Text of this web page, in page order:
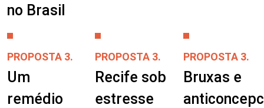
no Brasil
PROPOSTA 3.
Um
remédio
PROPOSTA 3.
Recife sob
estresse
PROPOSTA 3.
Bruxas e